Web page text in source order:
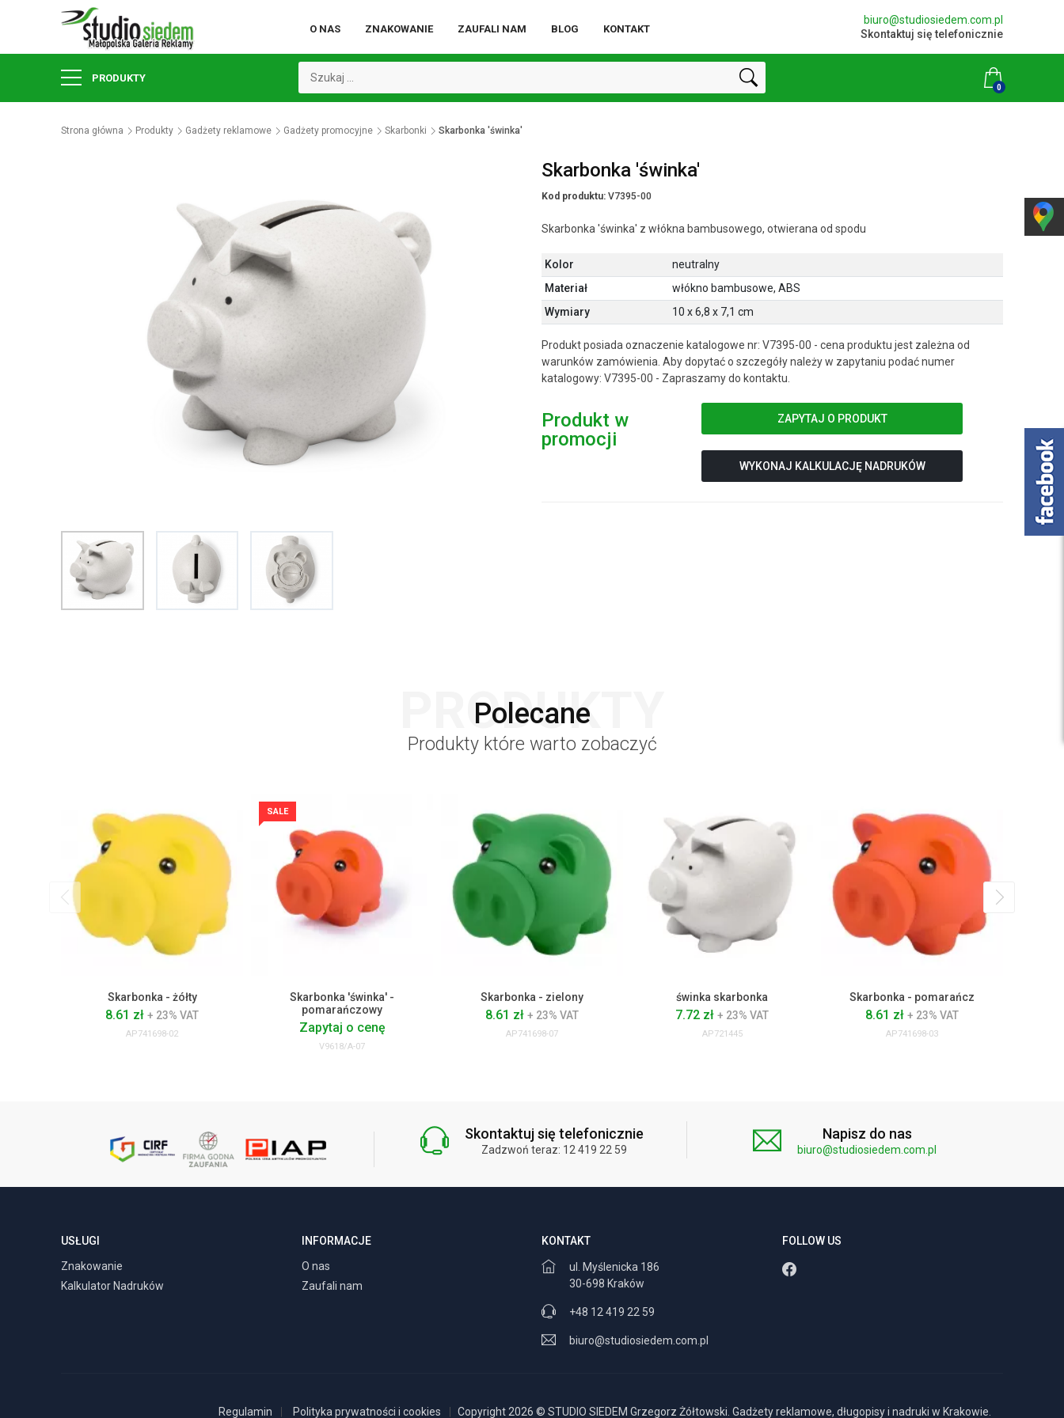
O NAS ZNAKOWANIE ZAUFALI NAM BLOG KONTAKT
biuro@studiosiedem.com.pl
Skontaktuj się telefonicznie
PRODUKTY
0
Strona główna Produkty Gadżety reklamowe Gadżety promocyjne Skarbonki Skarbonka 'świnka'
Skarbonka 'świnka'
Kod produktu: V7395-00
Skarbonka 'świnka' z włókna bambusowego, otwierana od spodu
Kolor
neutralny
Materiał
włókno bambusowe, ABS
Wymiary
10 x 6,8 x 7,1 cm
Produkt posiada oznaczenie katalogowe nr: V7395-00 - cena produktu jest zależna od
warunków zamówienia. Aby dopytać o szczegóły należy w zapytaniu podać numer
katalogowy: V7395-00 - Zapraszamy do kontaktu.
Produkt w
promocji
ZAPYTAJ O PRODUKT
WYKONAJ KALKULACJĘ NADRUKÓW
Polecane
PRODUKTY
Produkty które warto zobaczyć
Skarbonka - żółty
8.61 zł + 23% VAT
AP741698-02
SALE
Skarbonka 'świnka' -
pomarańczowy
Zapytaj o cenę
V9618/A-07
Skarbonka - zielony
8.61 zł + 23% VAT
AP741698-07
świnka skarbonka
7.72 zł + 23% VAT
AP721445
Skarbonka - pomarańcz
8.61 zł + 23% VAT
AP741698-03
Skontaktuj się telefonicznie
Zadzwoń teraz: 12 419 22 59
Napisz do nas
biuro@studiosiedem.com.pl
USŁUGI
Znakowanie
Kalkulator Nadruków
INFORMACJE
O nas
Zaufali nam
KONTAKT
ul. Myślenicka 186
30-698 Kraków
+48 12 419 22 59
biuro@studiosiedem.com.pl
FOLLOW US
Regulamin Polityka prywatności i cookies Copyright 2026 © STUDIO SIEDEM Grzegorz Żółtowski. Gadżety reklamowe, długopisy i nadruki w Krakowie.